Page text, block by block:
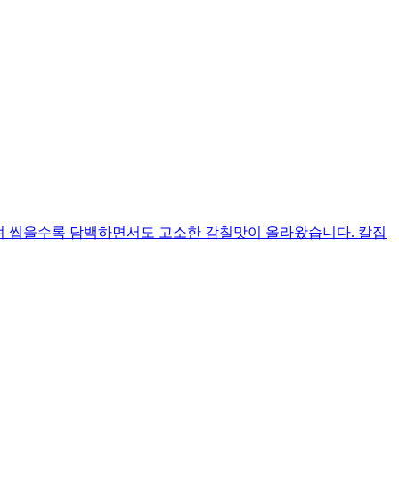
을수록 담백하면서도 고소한 감칠맛이 올라왔습니다. 칼집